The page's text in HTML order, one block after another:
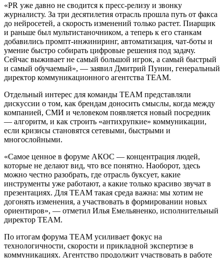
«PR уже давно не сводится к пресс-релизу и звонку
журналисту. За три десятилетия отрасль прошла путь от факса
до нейросетей, а скорость изменений только растет. Пиарщик
и раньше был мультистаночником, а теперь к его станкам
добавились промпт-инжиниринг, автоматизация, чат-боты и
умение быстро собирать цифровые решения под задачу.
Сейчас выживает не самый большой игрок, а самый быстрый
и самый обучаемый», — заявил Дмитрий Пунин, генеральный
директор коммуникационного агентства TEAM.
Отдельный интерес для команды TEAM представляли
дискуссии о том, как брендам доносить смыслы, когда между
компанией, СМИ и человеком появляется новый посредник
— алгоритм, и как строить «антихрупкие» коммуникации,
если кризисы становятся сетевыми, быстрыми и
многослойными.
«Самое ценное в форуме АКОС — концентрация людей,
которые не делают вид, что все понятно. Наоборот, здесь
можно честно разобрать, где отрасль буксует, какие
инструменты уже работают, а какие только красиво звучат в
презентациях. Для TEAM такая среда важна: мы хотим не
догонять изменения, а участвовать в формировании новых
ориентиров», — отметил Илья Емельяненко, исполнительный
директор TEAM.
По итогам форума TEAM усиливает фокус на
технологичности, скорости и прикладной экспертизе в
коммуникациях. Агентство продолжит участвовать в работе